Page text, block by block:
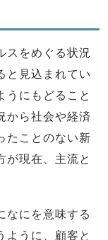
スをめぐる状況
と見込まれてい
うにもどること
から社会や経済
たことのない新
が現在、主流と
なにを意味する
ように、顧客と